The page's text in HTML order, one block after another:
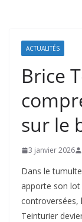
ACTUALITÉS
Brice
sur le
3 janvier 2026
Dans le
apporte son lot
controversées,
Teinturier